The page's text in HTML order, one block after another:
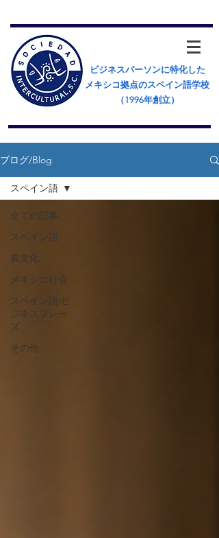
ビジネスパーソンに特化した
メキシコ拠点のスペイン語学校
（​1996年創立）
ブログ/Blog
全ての記事
スペイン語
異文化
メキシコ社会
スペイン語 ビ
ジネスフレー
ズ
その他
スペイン語